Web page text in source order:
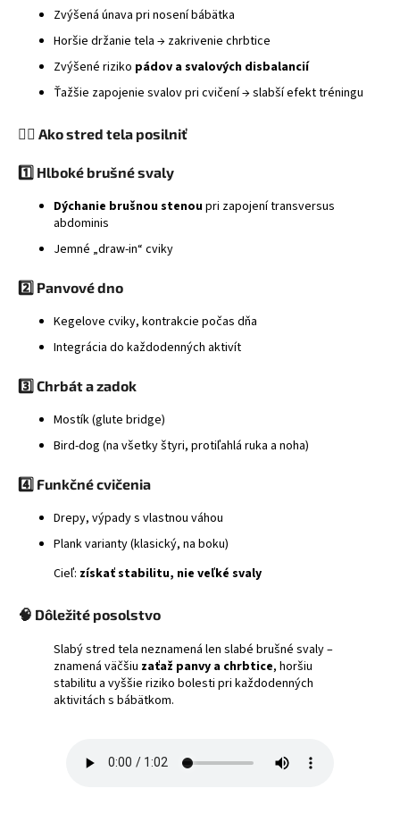
Zvýšená únava pri nosení bábätka
Horšie držanie tela → zakrivenie chrbtice
Zvýšené riziko pádov a svalových disbalancií
Ťažšie zapojenie svalov pri cvičení → slabší efekt tréningu
🏋️‍♀️ Ako stred tela posilniť
1️⃣ Hlboké brušné svaly
Dýchanie brušnou stenoupri zapojení transversus
abdominis
Jemné „draw-in“ cviky
2️⃣ Panvové dno
Kegelove cviky, kontrakcie počas dňa
Integrácia do každodenných aktivít
3️⃣ Chrbát a zadok
Mostík (glute bridge)
Bird-dog (na všetky štyri, protiľahlá ruka a noha)
4️⃣ Funkčné cvičenia
Drepy, výpady s vlastnou váhou
Plank varianty (klasický, na boku)
Cieľ: získať stabilitu, nie veľké svaly
🧠 Dôležité posolstvo
Slabý stred tela neznamená len slabé brušné svaly –
znamená väčšiu zaťaž panvy a chrbtice, horšiu
stabilitu a vyššie riziko bolesti pri každodenných
aktivitách s bábätkom.